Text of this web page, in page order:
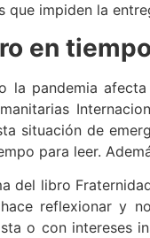
impiden la
en
la pandemia
situación de
para leer.
del libro
reflexionar y
o con intereses